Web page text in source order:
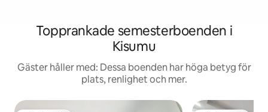
Topprankade semesterboenden i
Kisumu
Gäster håller med: Dessa boenden har höga betyg för
plats, renlighet och mer.